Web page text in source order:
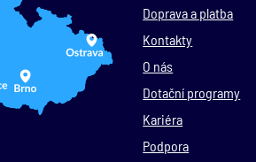
Doprava a platba
Kontakty
O nás
Dotační programy
Kariéra
Podpora